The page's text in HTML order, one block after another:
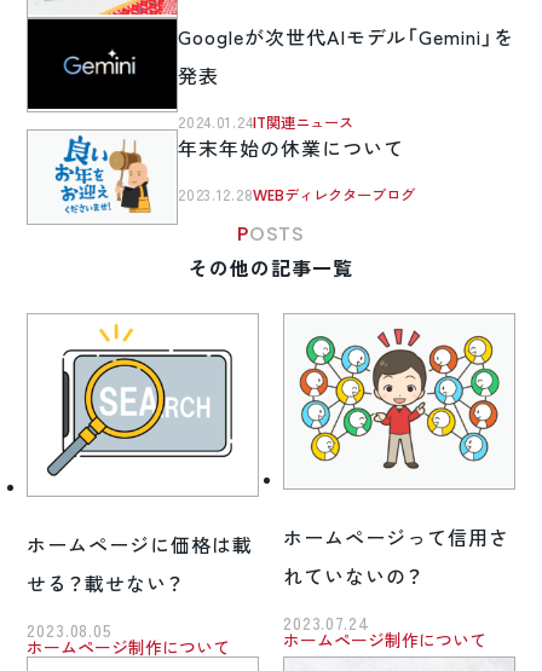
Googleが次世代AIモデル「Gemini」を
発表
2024.01.24IT関連ニュース
年末年始の休業について
2023.12.28WEBディレクターブログ
POSTS
その他の記事一覧
ホームページに価格は載
せる？載せない？
2023.08.05
ホームページ制作について
ホームページって信用さ
れていないの？
2023.07.24
ホームページ制作について